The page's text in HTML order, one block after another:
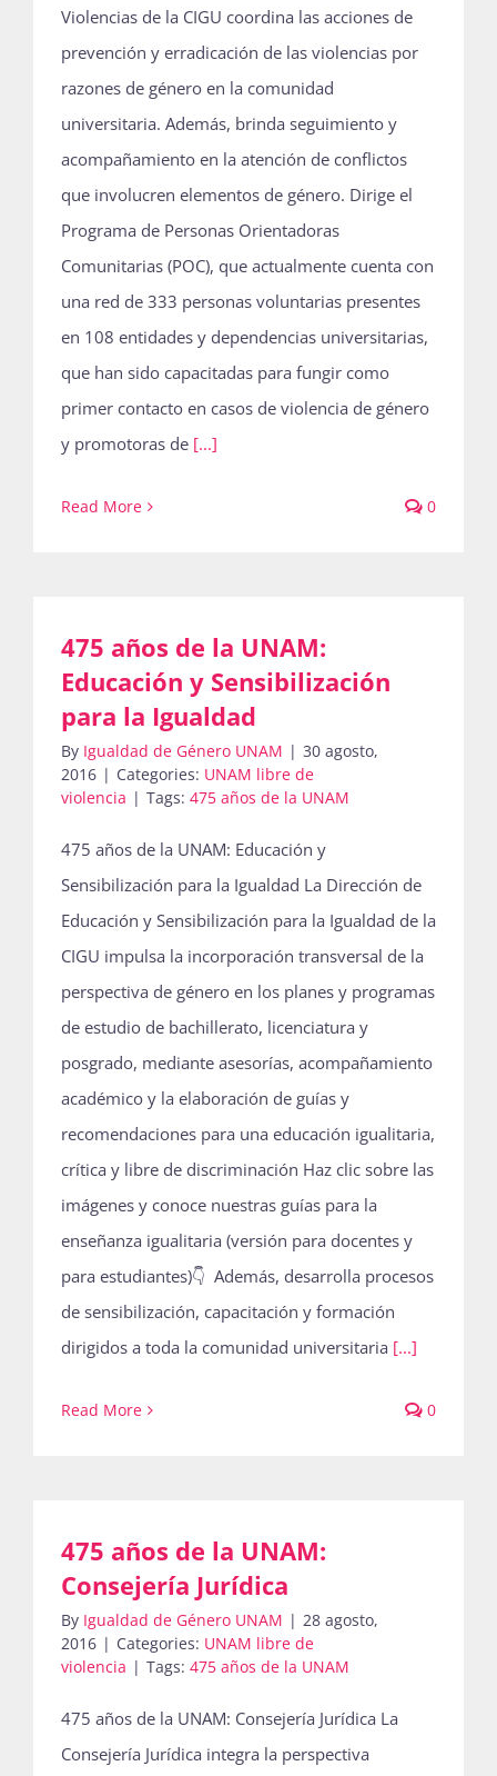
Violencias de la CIGU coordina las acciones de
prevención y erradicación de las violencias por
razones de género en la comunidad
universitaria. Además, brinda seguimiento y
acompañamiento en la atención de conflictos
que involucren elementos de género. Dirige el
Programa de Personas Orientadoras
Comunitarias (POC), que actualmente cuenta con
una red de 333 personas voluntarias presentes
en 108 entidades y dependencias universitarias,
que han sido capacitadas para fungir como
primer contacto en casos de violencia de género
y promotoras de [...]
Read More 0
475 años de la UNAM:
Educación y Sensibilización
para la Igualdad
By Igualdad de Género UNAM | 30 agosto,
2016 | Categories: UNAM libre de
violencia | Tags: 475 años de la UNAM
475 años de la UNAM: Educación y
Sensibilización para la Igualdad La Dirección de
Educación y Sensibilización para la Igualdad de la
CIGU impulsa la incorporación transversal de la
perspectiva de género en los planes y programas
de estudio de bachillerato, licenciatura y
posgrado, mediante asesorías, acompañamiento
académico y la elaboración de guías y
recomendaciones para una educación igualitaria,
crítica y libre de discriminación Haz clic sobre las
imágenes y conoce nuestras guías para la
enseñanza igualitaria (versión para docentes y
para estudiantes)👇 Además, desarrolla procesos
de sensibilización, capacitación y formación
dirigidos a toda la comunidad universitaria [...]
Read More 0
475 años de la UNAM:
Consejería Jurídica
By Igualdad de Género UNAM | 28 agosto,
2016 | Categories: UNAM libre de
violencia | Tags: 475 años de la UNAM
475 años de la UNAM: Consejería Jurídica La
Consejería Jurídica integra la perspectiva